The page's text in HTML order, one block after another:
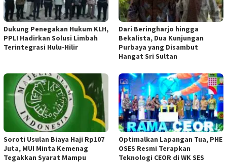
Dukung Penegakan Hukum KLH,
PPLI Hadirkan Solusi Limbah
Terintegrasi Hulu-Hilir
Dari Beringharjo hingga
Bekalista, Dua Kunjungan
Purbaya yang Disambut
Hangat Sri Sultan
Soroti Usulan Biaya Haji Rp107
Juta, MUI Minta Kemenag
Tegakkan Syarat Mampu
Optimalkan Lapangan Tua, PHE
OSES Resmi Terapkan
Teknologi CEOR di WK SES